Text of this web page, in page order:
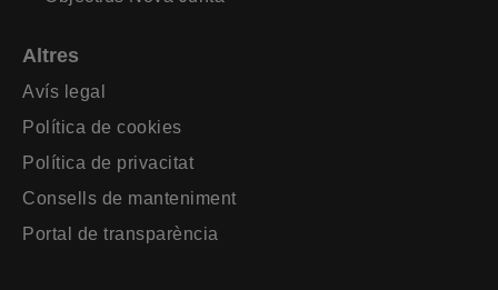
Altres
Avís legal
Política de cookies
Política de privacitat
Consells de manteniment
Portal de transparència